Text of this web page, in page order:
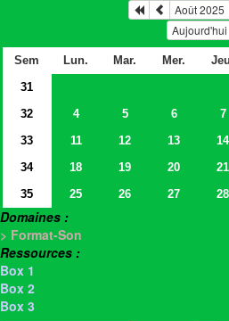
Août 2025
Aujourd'hui
Sem Lun. Mar. Mer.
31
32
4 5 6 7
33
11 12 13 14
34
18 19 20 21
35
25 26 27 28
Domaines :
> Format-Son
Ressources :
Box 1
Box 2
Box 3